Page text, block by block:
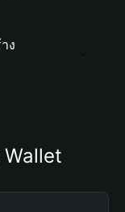
ง
Wallet